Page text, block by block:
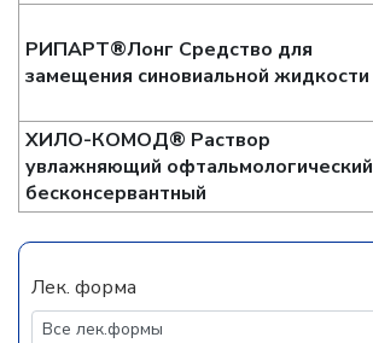
РИПАРТ®Лонг Средство для
замещения синовиальной жидкости
ХИЛО-КОМОД® Раствор
увлажняющий офтальмологический
бесконсервантный
Лек. форма